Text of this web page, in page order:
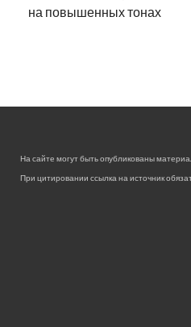
на повышенных тонах
На сайте могут быть опубликованы
При цитировании ссылка на источник